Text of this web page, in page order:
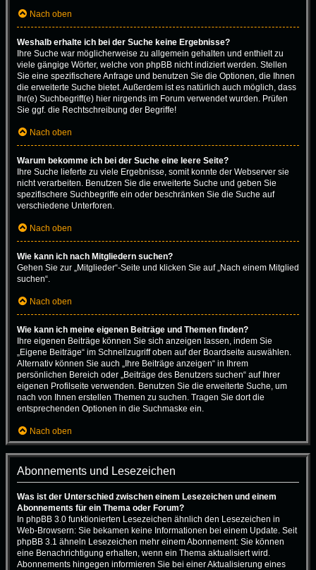
Nach oben
Weshalb erhalte ich bei der Suche keine Ergebnisse?
Ihre Suche war möglicherweise zu allgemein gehalten und enthielt zu
viele gängige Wörter, welche von phpBB nicht indiziert werden. Stellen
Sie eine spezifischere Anfrage und benutzen Sie die Optionen, die Ihnen
die erweiterte Suche bietet. Außerdem ist es natürlich auch möglich, dass
Ihr(e) Suchbegriff(e) hier nirgends im Forum verwendet wurden. Prüfen
Sie ggf. die Rechtschreibung der Begriffe!
Nach oben
Warum bekomme ich bei der Suche eine leere Seite?
Ihre Suche lieferte zu viele Ergebnisse, somit konnte der Webserver sie
nicht verarbeiten. Benutzen Sie die erweiterte Suche und geben Sie
spezifischere Suchbegriffe ein oder beschränken Sie die Suche auf
verschiedene Unterforen.
Nach oben
Wie kann ich nach Mitgliedern suchen?
Gehen Sie zur „Mitglieder“-Seite und klicken Sie auf „Nach einem Mitglied
suchen“.
Nach oben
Wie kann ich meine eigenen Beiträge und Themen finden?
Ihre eigenen Beiträge können Sie sich anzeigen lassen, indem Sie
„Eigene Beiträge“ im Schnellzugriff oben auf der Boardseite auswählen.
Alternativ können Sie auch „Ihre Beiträge anzeigen“ in Ihrem
persönlichen Bereich oder „Beiträge des Benutzers suchen“ auf Ihrer
eigenen Profilseite verwenden. Benutzen Sie die erweiterte Suche, um
nach von Ihnen erstellen Themen zu suchen. Tragen Sie dort die
entsprechenden Optionen in die Suchmaske ein.
Nach oben
Abonnements und Lesezeichen
Was ist der Unterschied zwischen einem Lesezeichen und einem
Abonnements für ein Thema oder Forum?
In phpBB 3.0 funktionierten Lesezeichen ähnlich den Lesezeichen in
Web-Browsern: Sie bekamen keine Informationen bei einem Update. Seit
phpBB 3.1 ähneln Lesezeichen mehr einem Abonnement: Sie können
eine Benachrichtigung erhalten, wenn ein Thema aktualisiert wird.
Abonnements hingegen informieren Sie bei einer Aktualisierung eines